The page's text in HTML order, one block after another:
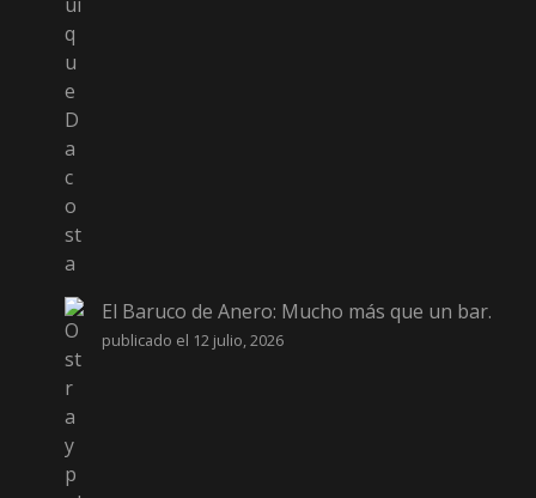
El Baruco de Anero: Mucho más que un bar.
publicado el 12 julio, 2026